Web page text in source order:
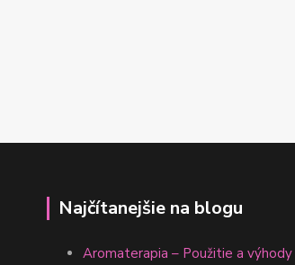
Najčítanejšie na blogu
Aromaterapia – Použitie a výhody